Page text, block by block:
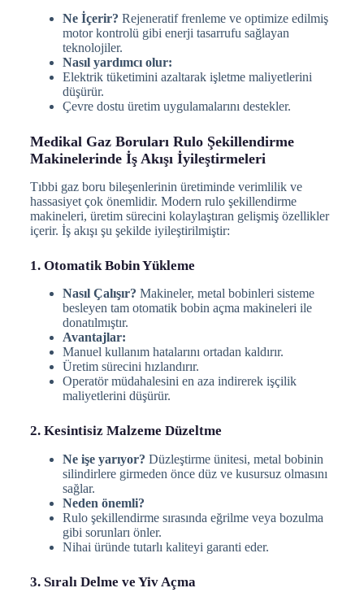
Ne İçerir? Rejeneratif frenleme ve optimize edilmiş
motor kontrolü gibi enerji tasarrufu sağlayan
teknolojiler.
Nasıl yardımcı olur:
Elektrik tüketimini azaltarak işletme maliyetlerini
düşürür.
Çevre dostu üretim uygulamalarını destekler.
Medikal Gaz Boruları Rulo Şekillendirme
Makinelerinde İş Akışı İyileştirmeleri
Tıbbi gaz boru bileşenlerinin üretiminde verimlilik ve
hassasiyet çok önemlidir. Modern rulo şekillendirme
makineleri, üretim sürecini kolaylaştıran gelişmiş özellikler
içerir. İş akışı şu şekilde iyileştirilmiştir:
1. Otomatik Bobin Yükleme
Nasıl Çalışır? Makineler, metal bobinleri sisteme
besleyen tam otomatik bobin açma makineleri ile
donatılmıştır.
Avantajlar:
Manuel kullanım hatalarını ortadan kaldırır.
Üretim sürecini hızlandırır.
Operatör müdahalesini en aza indirerek işçilik
maliyetlerini düşürür.
2. Kesintisiz Malzeme Düzeltme
Ne işe yarıyor? Düzleştirme ünitesi, metal bobinin
silindirlere girmeden önce düz ve kusursuz olmasını
sağlar.
Neden önemli?
Rulo şekillendirme sırasında eğrilme veya bozulma
gibi sorunları önler.
Nihai üründe tutarlı kaliteyi garanti eder.
3. Sıralı Delme ve Yiv Açma